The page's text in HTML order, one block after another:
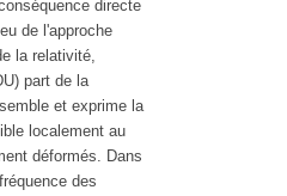
directe
de l'approche
la relativité,
part de la
et exprime la
localement au
déformés. Dans
des